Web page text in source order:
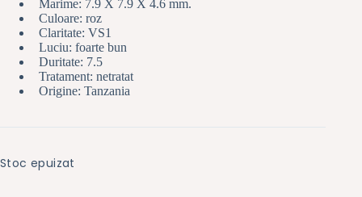
Marime: 7.9 X 7.9 X 4.6 mm.
Culoare: roz
Claritate: VS1
Luciu: foarte bun
Duritate: 7.5
Tratament: netratat
Origine: Tanzania
Stoc epuizat